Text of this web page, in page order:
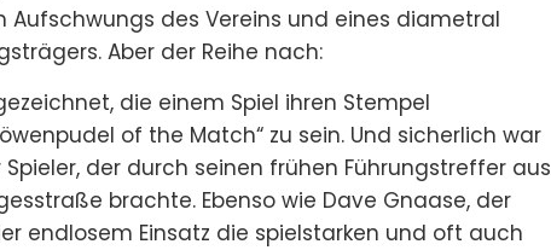
des Vereins und eines diametral
Aber der Reihe nach:
die einem Spiel ihren Stempel
of the Match“ zu sein. Und sicherlich war
der durch seinen frühen Führungstreffer aus
brachte. Ebenso wie Dave Gnaase, der
endlosem Einsatz die spielstarken und oft auch